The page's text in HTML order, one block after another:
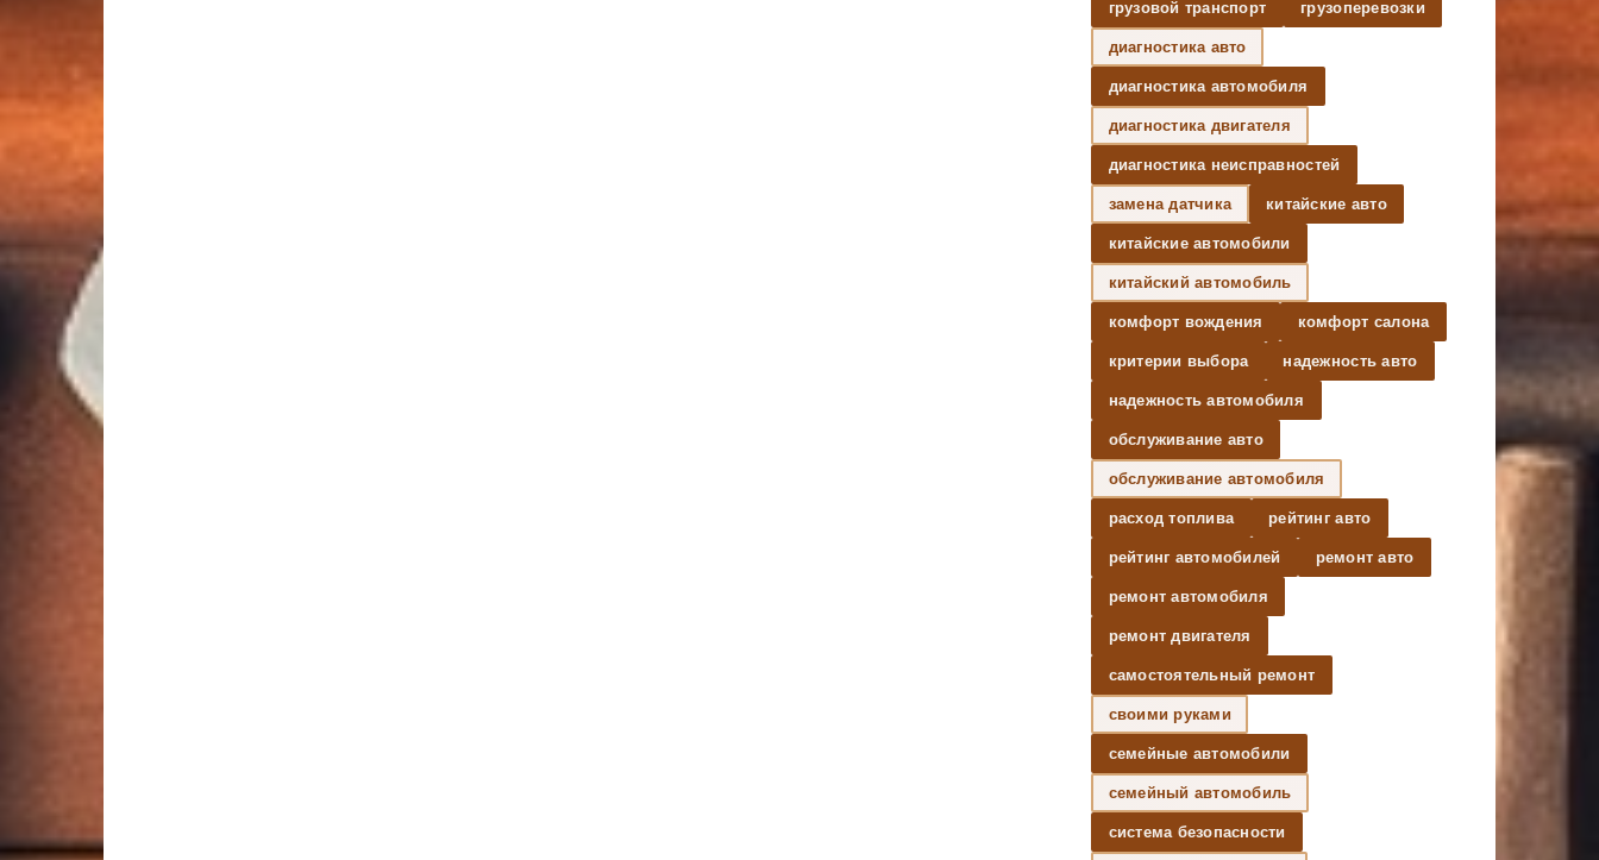
грузовой транспорт грузоперевозки
диагностика авто
диагностика автомобиля
диагностика двигателя
диагностика неисправностей
замена датчика китайские авто
китайские автомобили
китайский автомобиль
комфорт вождения комфорт салона
критерии выбора надежность авто
надежность автомобиля
обслуживание авто
обслуживание автомобиля
расход топлива рейтинг авто
рейтинг автомобилей ремонт авто
ремонт автомобиля
ремонт двигателя
самостоятельный ремонт
своими руками
семейные автомобили
семейный автомобиль
система безопасности